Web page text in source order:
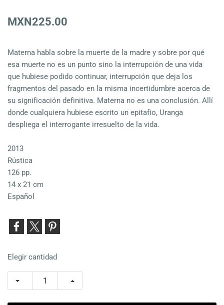
MXN225.00
Materna habla sobre la muerte de la madre y sobre por qué
esa muerte no es un punto sino la interrupción de una vida
que hubiese podido continuar, interrupción que deja los
fragmentos del pasado en la misma incertidumbre acerca de
su significación definitiva. Materna no es una conclusión. Allí
donde cualquiera hubiese escrito un epitafio, Uranga
despliega el interrogante irresuelto de la vida.
2013
Rústica
126 pp.
14 x 21 cm
Español
Elegir cantidad